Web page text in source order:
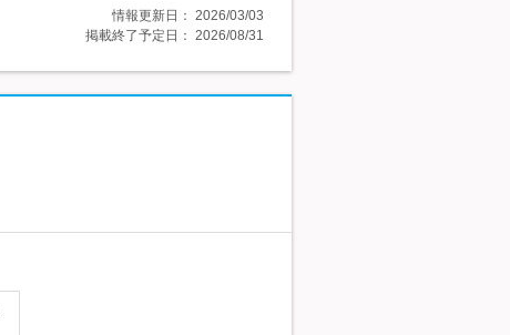
情報更新日： 2026/03/03
掲載終了予定日： 2026/08/31